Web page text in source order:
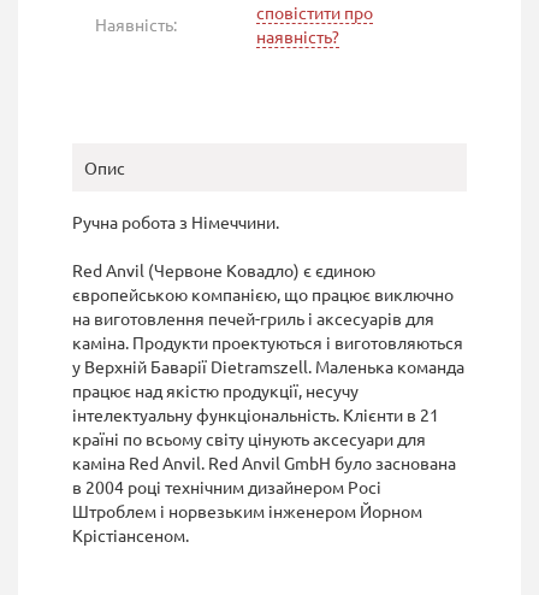
Наявність:
сповістити про
наявність?
Опис
Ручна робота з Німеччини.
Red Anvil (Червоне Ковадло) є єдиною
європейською компанією, що працює виключно
на виготовлення печей-гриль і аксесуарів для
каміна. Продукти проектуються і виготовляються
у Верхній Баварії Dietramszell. Маленька команда
працює над якістю продукції, несучу
інтелектуальну функціональність. Клієнти в 21
країні по всьому світу цінують аксесуари для
каміна Red Anvil. Red Anvil GmbH було заснована
в 2004 році технічним дизайнером Росі
Штроблем і норвезьким інженером Йорном
Крістіансеном.